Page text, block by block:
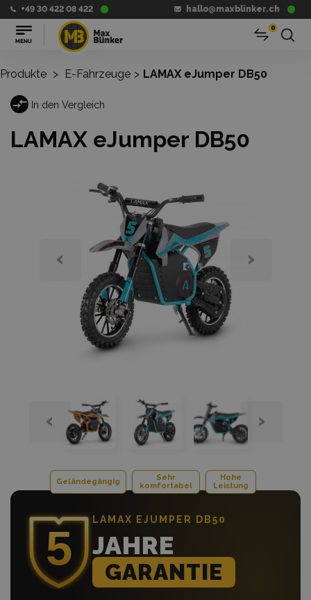
+49 30 422 08 422 hallo@maxblinker.ch
0
Produkte > E-Fahrzeuge > LAMAX eJumper DB50
In den Vergleich
LAMAX eJumper DB50
‹ ›
‹ ›
Geländegängig
Sehr
komfortabel
Hohe
Leistung
LAMAX EJUMPER DB50
JAHRE
GARANTIE